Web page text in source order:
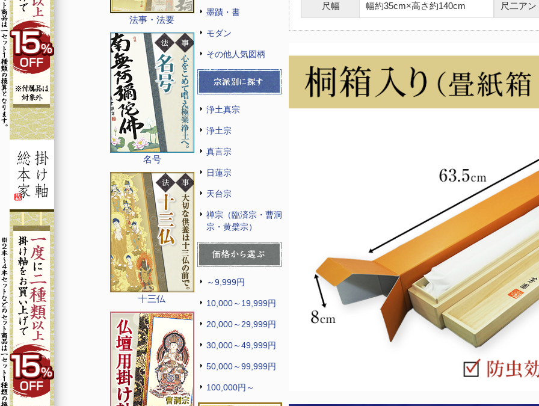
法事・法要
名号
十三仏
墨蹟・書
モダン
その他人気図柄
浄土真宗
浄土宗
真言宗
日蓮宗
天台宗
禅宗（臨済宗・曹洞
宗・黄檗宗）
～9,999円
10,000～19,999円
20,000～29,999円
30,000～49,999円
50,000～99,999円
100,000円～
尺幅 幅約35cm×高さ約140cm 尺二アン